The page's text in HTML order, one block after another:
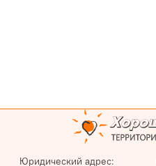
Юридический адрес: